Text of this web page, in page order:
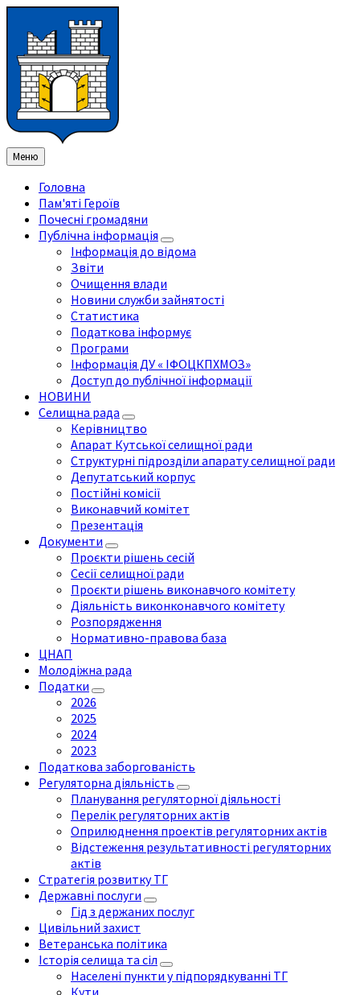
змісту
ліву
бічну
панель
праву
бічну
панель
нижнього
колонтитула
Меню
Головна
Пам'яті Героїв
Почесні громадяни
Публічна інформація
Інформація до відома
Звіти
Очищення влади
Новини служби зайнятості
Статистика
Податкова інформує
Програми
Інформація ДУ « ІФОЦКПХМОЗ»
Доступ до публічної інформації
НОВИНИ
Селищна рада
Керівництво
Апарат Кутської селищної ради
Структурні підрозділи апарату селищної ради
Депутатський корпус
Постійні комісії
Виконавчий комітет
Презентація
Документи
Проєкти рішень сесій
Сесії селищної ради
Проєкти рішень виконавчого комітету
Діяльність виконконавчого комітету
Розпорядження
Нормативно-правова база
ЦНАП
Молодіжна рада
Податки
2026
2025
2024
2023
Податкова заборгованість
Регуляторна діяльність
Планування регуляторної діяльності
Перелік регуляторних актів
Оприлюднення проектів регуляторних актів
Відстеження результативності регуляторних
актів
Стратегія розвитку ТГ
Державні послуги
Гід з держаних послуг
Цивільний захист
Ветеранська політика
Історія селища та сіл
Населені пункти у підпорядкуванні ТГ
Кути